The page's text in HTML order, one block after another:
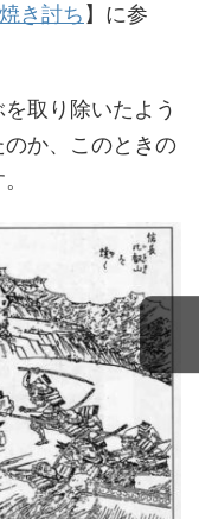
き討ち 】に参
取り除いたよう
か、このときの